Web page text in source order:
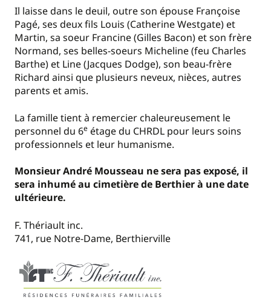
Il laisse dans le deuil, outre son épouse Françoise
Pagé, ses deux fils Louis (Catherine Westgate) et
Martin, sa soeur Francine (Gilles Bacon) et son frère
Normand, ses belles-soeurs Micheline (feu Charles
Barthe) et Line (Jacques Dodge), son beau-frère
Richard ainsi que plusieurs neveux, nièces, autres
parents et amis.
La famille tient à remercier chaleureusement le
personnel du 6e étage du CHRDL pour leurs soins
professionnels et leur humanisme.
Monsieur André Mousseau ne sera pas exposé, il
sera inhumé au cimetière de Berthier à une date
ultérieure.
F. Thériault inc.
741, rue Notre-Dame, Berthierville